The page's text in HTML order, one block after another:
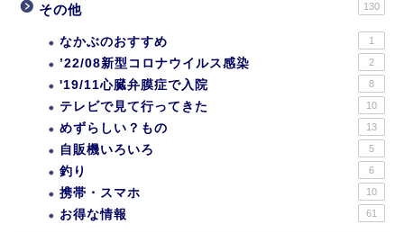
その他 130
なかぶのおすすめ 1
’22/08新型コロナウイルス感染 2
'19/11心臓弁膜症で入院 8
テレビで見て行ってきた 10
めずらしい？もの 13
自販機いろいろ 5
釣り 6
携帯・スマホ 10
お得な情報 61